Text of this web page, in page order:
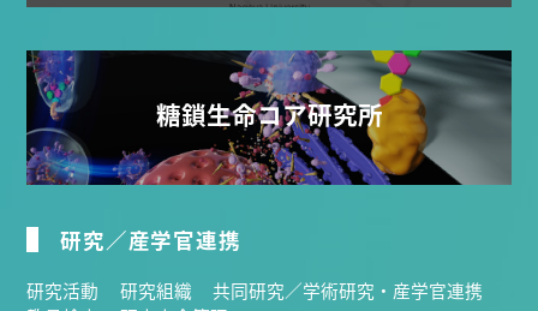
糖鎖生命コア研究所
研究／産学官連携
研究活動 研究組織
共同研究／学術研究・産学官連携